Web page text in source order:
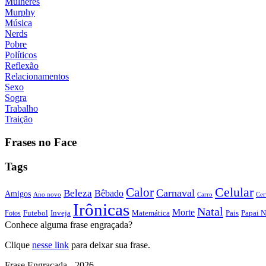
Murphy
Música
Nerds
Pobre
Políticos
Reflexão
Relacionamentos
Sexo
Sogra
Trabalho
Traição
Frases no Face
Tags
Amigos Ano novo Beleza Bêbado Calor Carnaval Carro Celular
Fotos Futebol Inveja Irônicas Matemática Morte Natal Pais Papai
Conhece alguma frase engraçada?
Clique nesse link para deixar sua frase.